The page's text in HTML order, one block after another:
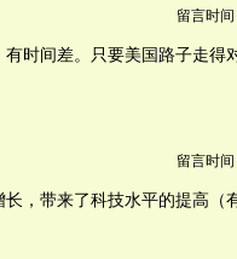
留言时间
时间差。只要美国路子走得
留言时间
长，带来了科技水平的提高（